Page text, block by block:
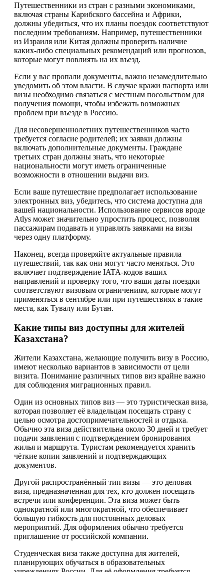
Путешественники из стран с разными экономиками,
включая страны Карибского бассейна и Африки,
должны убедиться, что их планы поездок соответствуют
последним требованиям. Например, путешественники
из Израиля или Китая должны проверить наличие
каких-либо специальных рекомендаций или прогнозов,
которые могут повлиять на их въезд.
Если у вас пропали документы, важно незамедлительно
уведомить об этом власти. В случае кражи паспорта или
визы необходимо связаться с местным посольством для
получения помощи, чтобы избежать возможных
проблем при въезде в Россию.
Для несовершеннолетних путешественников часто
требуется согласие родителей; их заявки должны
включать дополнительные документы. Граждане
третьих стран должны знать, что некоторые
национальности могут иметь ограниченные
возможности в отношении выдачи виз.
Если ваше путешествие предполагает использование
электронных виз, убедитесь, что система доступна для
вашей национальности. Использование сервисов вроде
Atlys может значительно упростить процесс, позволяя
пассажирам подавать и управлять заявками на визы
через одну платформу.
Наконец, всегда проверяйте актуальные правила
путешествий, так как они могут часто меняться. Это
включает подтверждение IATA-кодов ваших
направлений и проверку того, что ваши даты поездки
соответствуют визовым ограничениям, которые могут
применяться в сентябре или при путешествиях в такие
места, как Тувалу или Бутан.
Какие типы виз доступны для жителей
Казахстана?
Жители Казахстана, желающие получить визу в Россию,
имеют несколько вариантов в зависимости от цели
визита. Понимание различных типов виз крайне важно
для соблюдения миграционных правил.
Один из основных типов виз — это туристическая виза,
которая позволяет её владельцам посещать страну с
целью осмотра достопримечательностей и отдыха.
Обычно эта виза действительна около 30 дней и требует
подачи заявления с подтверждением бронирования
жилья и маршрута. Туристам рекомендуется хранить
чёткие копии заявлений и подтверждающих
документов.
Другой распространённый тип визы — это деловая
виза, предназначенная для тех, кто должен посещать
встречи или конференции. Эта виза может быть
однократной или многократной, что обеспечивает
большую гибкость для постоянных деловых
мероприятий. Для оформления обычно требуется
приглашение от российской компании.
Студенческая виза также доступна для жителей,
планирующих обучаться в образовательных